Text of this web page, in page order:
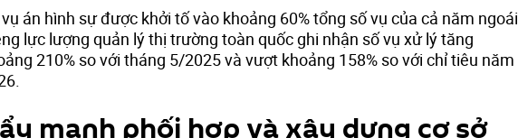
án hình sự được khởi tố vào khoảng 60% tổng số vụ của cả năm ngoái.
lực lượng quản lý thị trường toàn quốc ghi nhận số vụ xử lý tăng
210% so với tháng 5/2025 và vượt khoảng 158% so với chỉ tiêu năm
mạnh phối hợp và xây dựng cơ sở